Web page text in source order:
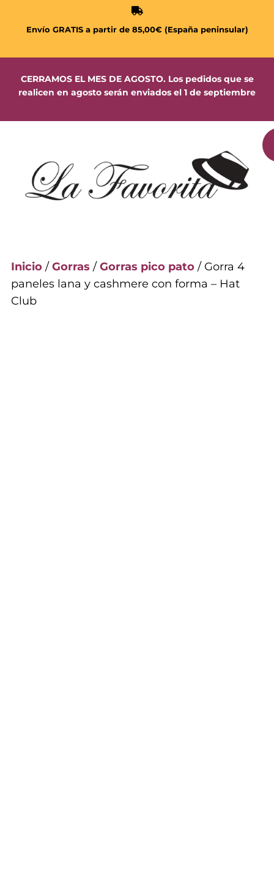
Envío GRATIS a partir de 85,00€ (España peninsular)
CERRAMOS EL MES DE AGOSTO. Los pedidos que se
realicen en agosto serán enviados el 1 de septiembre
Inicio /Gorras /Gorras pico pato / Gorra 4
paneles lana y cashmere con forma – Hat
Club